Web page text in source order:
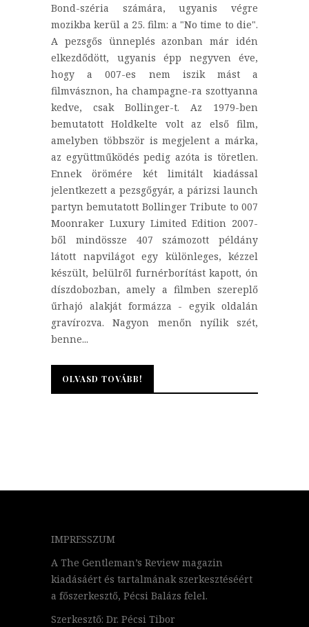
Bond-széria számára, ugyanis végre
mozikba kerül a 25. film: a "No time to die".
A pezsgős ünneplés azonban már idén
elkezdődött, ugyanis épp negyven éve,
hogy a 007-es nem iszik mást a
filmvásznon, ha champagne-ra szottyanna
kedve, csak Bollinger-t. Az 1979-ben
bemutatott Holdkelte volt az első film,
amelyben többször is megjelent a márka,
az együttműködés pedig azóta is töretlen.
Ennek örömére két limitált kiadással
jelentkezett a pezsgőgyár, a párizsi launch
partyn bemutatott Bollinger Tribute to 007
Moonraker Luxury Limited Edition 2007-
ből mindössze 407 számozott példány
látott napvilágot egy különleges, kézzel
készült, belülről furnérborítást kapott, ón
díszdobozban, amely a filmben szereplő
űrhajó alakját formázza - egyik oldalán
gravírozva. Nagyon menőn nyílik szét,
benne...
OLVASD TOVÁBB!
OLVASD TOVÁBB!
IMPRESSZUM
A The Gentleman’s Review magazin
kiadásáért és tartalmának szerkesztéséért
a főszerkesztő, Pécsi Balázs felel.
Szerkesztő: Dr. Pécsi Tibor